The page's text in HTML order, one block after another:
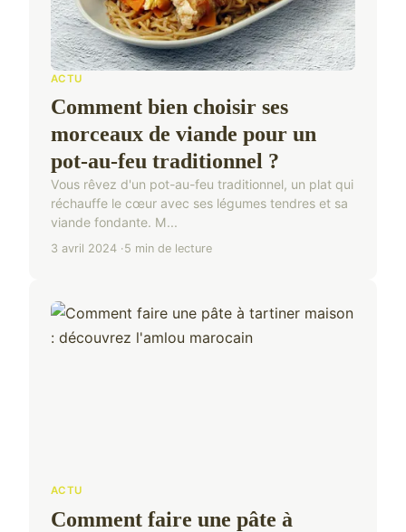
ACTU
Comment bien choisir ses
morceaux de viande pour un
pot-au-feu traditionnel ?
Vous rêvez d'un pot-au-feu traditionnel, un plat qui
réchauffe le cœur avec ses légumes tendres et sa
viande fondante. M...
3 avril 2024 5 min de lecture
ACTU
Comment faire une pâte à